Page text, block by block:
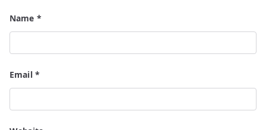
Name *
Email *